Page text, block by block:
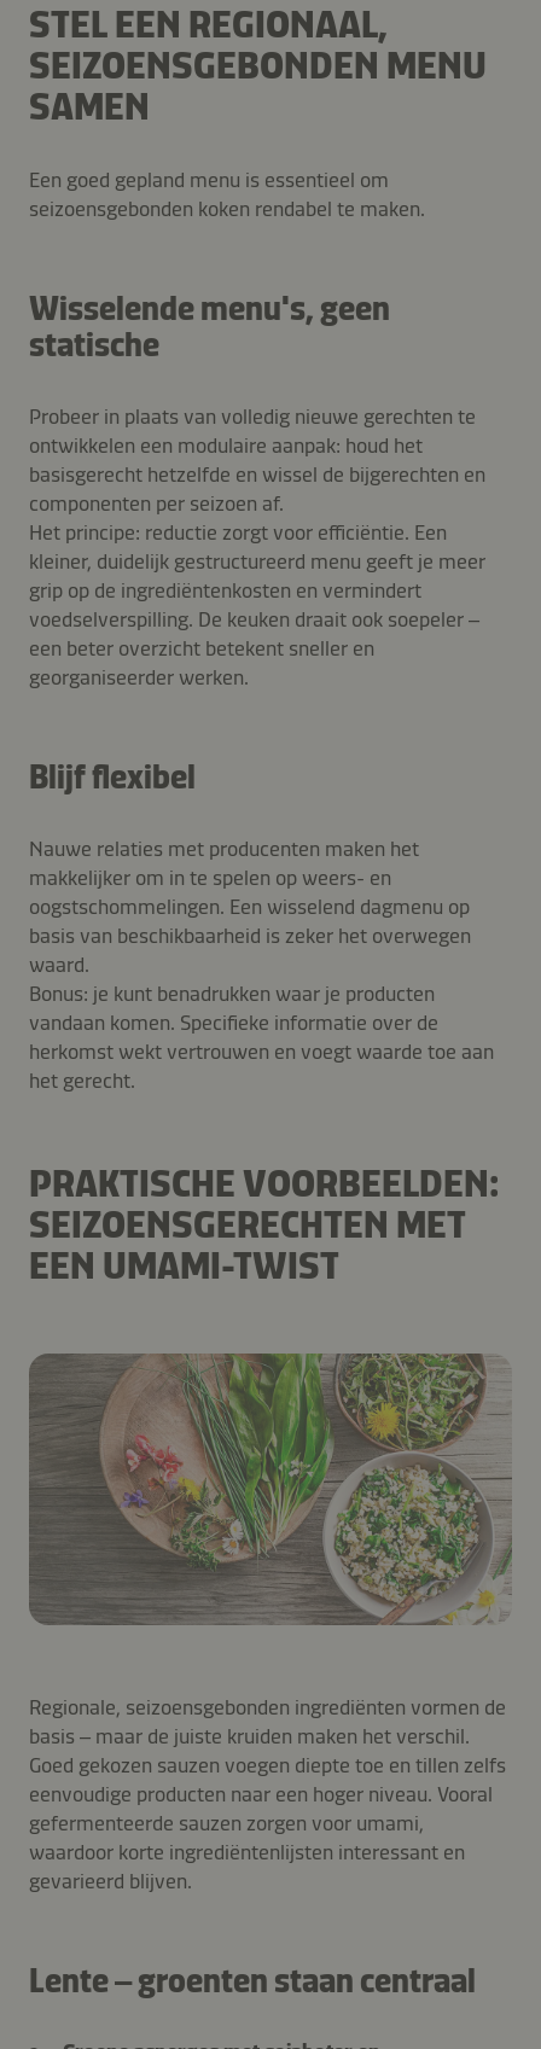
STEL EEN REGIONAAL,
SEIZOENSGEBONDEN MENU
SAMEN
Een goed gepland menu is essentieel om
seizoensgebonden koken rendabel te maken.
Wisselende menu's, geen
statische
Probeer in plaats van volledig nieuwe gerechten te
ontwikkelen een modulaire aanpak: houd het
basisgerecht hetzelfde en wissel de bijgerechten en
componenten per seizoen af.
Het principe: reductie zorgt voor efficiëntie. Een
kleiner, duidelijk gestructureerd menu geeft je meer
grip op de ingrediëntenkosten en vermindert
voedselverspilling. De keuken draait ook soepeler –
een beter overzicht betekent sneller en
georganiseerder werken.
Blijf flexibel
Nauwe relaties met producenten maken het
makkelijker om in te spelen op weers- en
oogstschommelingen. Een wisselend dagmenu op
basis van beschikbaarheid is zeker het overwegen
waard.
Bonus: je kunt benadrukken waar je producten
vandaan komen. Specifieke informatie over de
herkomst wekt vertrouwen en voegt waarde toe aan
het gerecht.
PRAKTISCHE VOORBEELDEN:
SEIZOENSGERECHTEN MET
EEN UMAMI-TWIST
Regionale, seizoensgebonden ingrediënten vormen de
basis – maar de juiste kruiden maken het verschil.
Goed gekozen sauzen voegen diepte toe en tillen zelfs
eenvoudige producten naar een hoger niveau. Vooral
gefermenteerde sauzen zorgen voor umami,
waardoor korte ingrediëntenlijsten interessant en
gevarieerd blijven.
Lente – groenten staan centraal